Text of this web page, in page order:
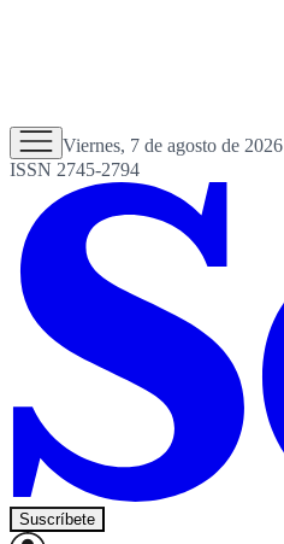
Viernes, 7 de agosto de 2026
ISSN 2745-2794
Suscríbete